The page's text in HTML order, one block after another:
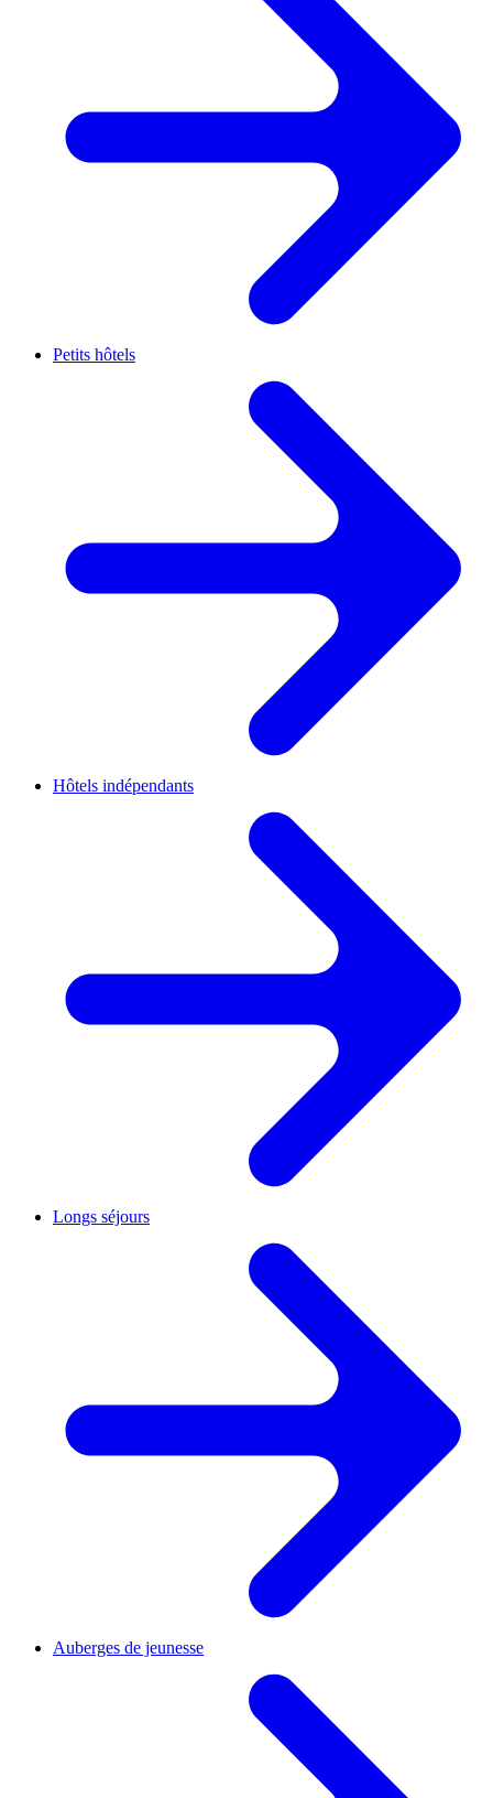
Petits hôtels
Hôtels indépendants
Longs séjours
Auberges de jeunesse